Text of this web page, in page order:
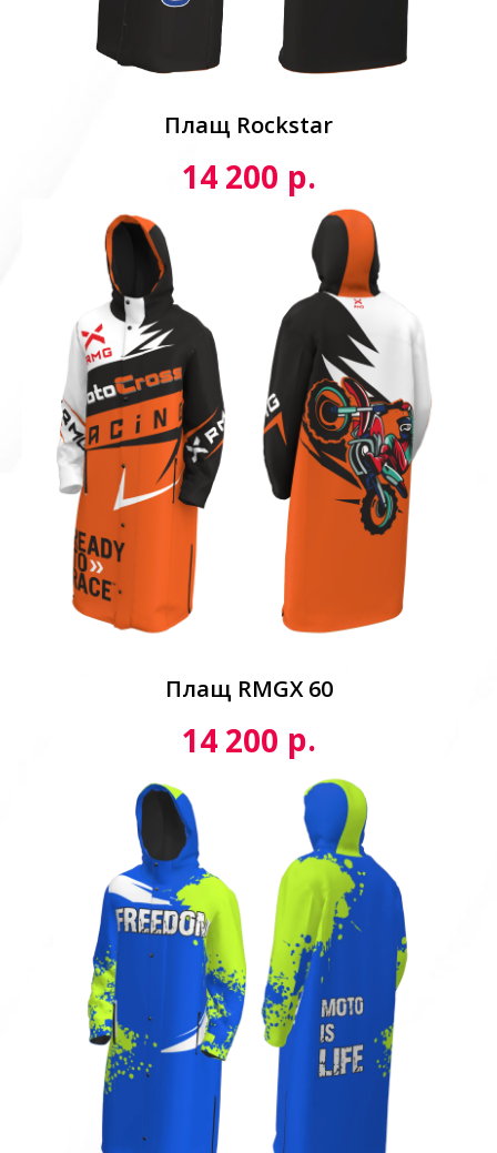
Плащ Rockstar
14 200 р.
Плащ RMGX 60
14 200 р.